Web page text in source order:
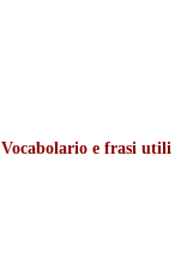
Vocabolario e frasi utili